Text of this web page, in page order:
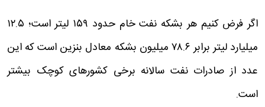
اگر فرض کنیم هر بشکه نفت خام حدود ۱۵۹ لیتر است؛ ۱۲.۵
میلیارد لیتر برابر ۷۸.۶ میلیون بشکه معادل بنزین است که این
عدد از صادرات نفت سالانه برخی کشورهای کوچک بیشتر
است.